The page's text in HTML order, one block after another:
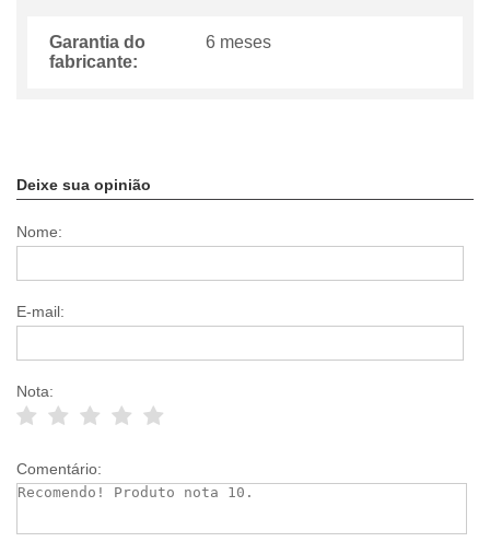
Garantia do
fabricante:
6 meses
Deixe sua opinião
Nome:
E-mail:
Nota:
Comentário: